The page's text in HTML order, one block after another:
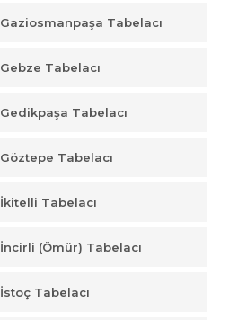
Gaziosmanpaşa Tabelacı
Gebze Tabelacı
Gedikpaşa Tabelacı
Göztepe Tabelacı
İkitelli Tabelacı
İncirli (Ömür) Tabelacı
İstoç Tabelacı